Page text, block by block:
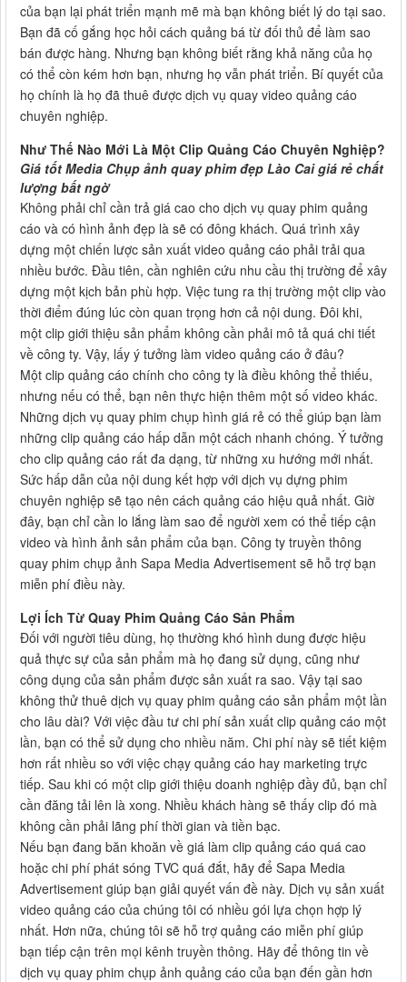
của bạn lại phát triển mạnh mẽ mà bạn không biết lý do tại sao.
Bạn đã cố gắng học hỏi cách quảng bá từ đối thủ để làm sao
bán được hàng. Nhưng bạn không biết rằng khả năng của họ
có thể còn kém hơn bạn, nhưng họ vẫn phát triển. Bí quyết của
họ chính là họ đã thuê được dịch vụ quay video quảng cáo
chuyên nghiệp.
Như Thế Nào Mới Là Một Clip Quảng Cáo Chuyên Nghiệp?
Giá tốt Media Chụp ảnh quay phim đẹp Lào Cai giá rẻ chất
lượng bất ngờ
Không phải chỉ cần trả giá cao cho dịch vụ quay phim quảng
cáo và có hình ảnh đẹp là sẽ có đông khách. Quá trình xây
dựng một chiến lược sản xuất video quảng cáo phải trải qua
nhiều bước. Đầu tiên, cần nghiên cứu nhu cầu thị trường để xây
dựng một kịch bản phù hợp. Việc tung ra thị trường một clip vào
thời điểm đúng lúc còn quan trọng hơn cả nội dung. Đôi khi,
một clip giới thiệu sản phẩm không cần phải mô tả quá chi tiết
về công ty. Vậy, lấy ý tưởng làm video quảng cáo ở đâu?
Một clip quảng cáo chính cho công ty là điều không thể thiếu,
nhưng nếu có thể, bạn nên thực hiện thêm một số video khác.
Những dịch vụ quay phim chụp hình giá rẻ có thể giúp bạn làm
những clip quảng cáo hấp dẫn một cách nhanh chóng. Ý tưởng
cho clip quảng cáo rất đa dạng, từ những xu hướng mới nhất.
Sức hấp dẫn của nội dung kết hợp với dịch vụ dựng phim
chuyên nghiệp sẽ tạo nên cách quảng cáo hiệu quả nhất. Giờ
đây, bạn chỉ cần lo lắng làm sao để người xem có thể tiếp cận
video và hình ảnh sản phẩm của bạn. Công ty truyền thông
quay phim chụp ảnh Sapa Media Advertisement sẽ hỗ trợ bạn
miễn phí điều này.
Lợi Ích Từ Quay Phim Quảng Cáo Sản Phẩm
Đối với người tiêu dùng, họ thường khó hình dung được hiệu
quả thực sự của sản phẩm mà họ đang sử dụng, cũng như
công dụng của sản phẩm được sản xuất ra sao. Vậy tại sao
không thử thuê dịch vụ quay phim quảng cáo sản phẩm một lần
cho lâu dài? Với việc đầu tư chi phí sản xuất clip quảng cáo một
lần, bạn có thể sử dụng cho nhiều năm. Chi phí này sẽ tiết kiệm
hơn rất nhiều so với việc chạy quảng cáo hay marketing trực
tiếp. Sau khi có một clip giới thiệu doanh nghiệp đầy đủ, bạn chỉ
cần đăng tải lên là xong. Nhiều khách hàng sẽ thấy clip đó mà
không cần phải lãng phí thời gian và tiền bạc.
Nếu bạn đang băn khoăn về giá làm clip quảng cáo quá cao
hoặc chi phí phát sóng TVC quá đắt, hãy để Sapa Media
Advertisement giúp bạn giải quyết vấn đề này. Dịch vụ sản xuất
video quảng cáo của chúng tôi có nhiều gói lựa chọn hợp lý
nhất. Hơn nữa, chúng tôi sẽ hỗ trợ quảng cáo miễn phí giúp
bạn tiếp cận trên mọi kênh truyền thông. Hãy để thông tin về
dịch vụ quay phim chụp ảnh quảng cáo của bạn đến gần hơn